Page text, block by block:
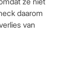
daarom
van